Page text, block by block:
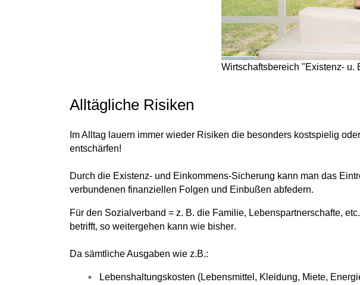
Wirtschaftsbereich "Existenz- u.
Alltägliche Risiken
Im Alltag lauern immer wieder Risiken die besonders kostspielig
entschärfen!
Durch die Existenz- und Einkommens-Sicherung kann man das
verbundenen finanziellen Folgen und Einbußen abfedern.
Für den Sozialverband = z. B. die Familie, Lebenspartnerschafte,
betrifft, so weitergehen kann wie bisher.
Da sämtliche Ausgaben wie z.B.:
Lebenshaltungskosten (Lebensmittel, Kleidung, Miete,